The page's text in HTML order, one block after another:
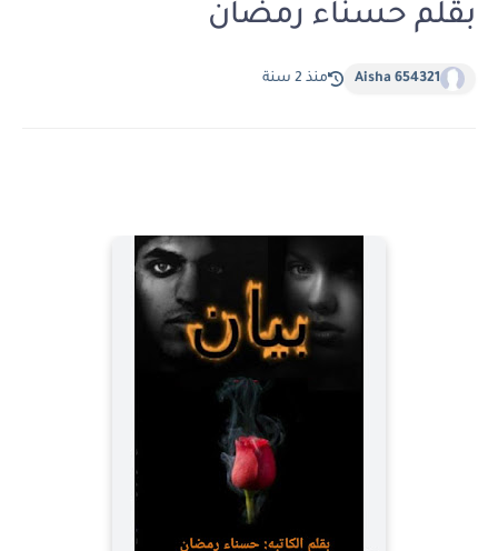
بقلم حسناء رمضان
Aisha 654321 منذ 2 سنة